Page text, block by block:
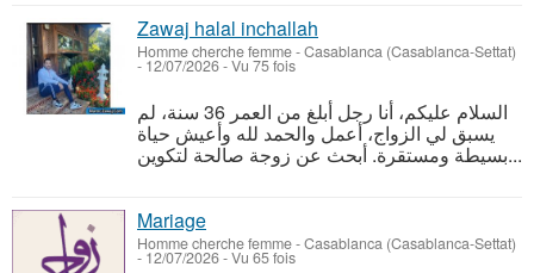
Zawaj halal inchallah
Homme cherche femme-Casablanca (Casablanca-Settat)
- 12/07/2026 - Vu 75 fois
السلام عليكم، أنا رجل أبلغ من العمر 36 سنة، لم
يسبق لي الزواج، أعمل والحمد لله وأعيش حياة
بسيطة ومستقرة. أبحث عن زوجة صالحة لتكوين...
Mariage
Homme cherche femme-Casablanca (Casablanca-Settat)
- 12/07/2026 - Vu 65 fois